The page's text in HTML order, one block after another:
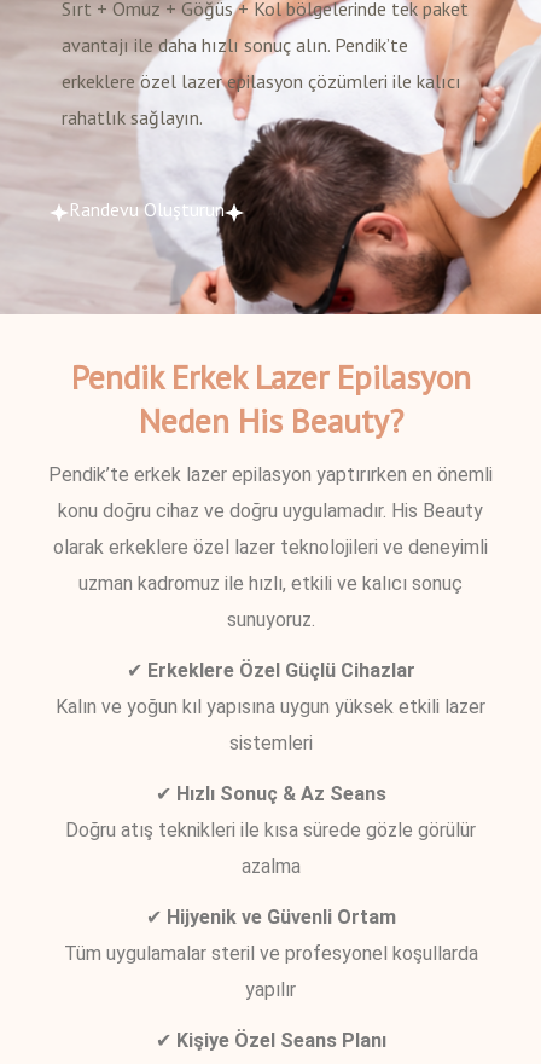
Sırt + Omuz + Göğüs + Kol bölgelerinde tek paket
avantajı ile daha hızlı sonuç alın. Pendik’te
erkeklere özel lazer epilasyon çözümleri ile kalıcı
rahatlık sağlayın.
Randevu Oluşturun
Pendik Erkek Lazer Epilasyon
Neden His Beauty?
Pendik’te erkek lazer epilasyon yaptırırken en önemli
konu doğru cihaz ve doğru uygulamadır. His Beauty
olarak erkeklere özel lazer teknolojileri ve deneyimli
uzman kadromuz ile hızlı, etkili ve kalıcı sonuç
sunuyoruz.
✔ Erkeklere Özel Güçlü Cihazlar
Kalın ve yoğun kıl yapısına uygun yüksek etkili lazer
sistemleri
✔ Hızlı Sonuç & Az Seans
Doğru atış teknikleri ile kısa sürede gözle görülür
azalma
✔ Hijyenik ve Güvenli Ortam
Tüm uygulamalar steril ve profesyonel koşullarda
yapılır
✔ Kişiye Özel Seans Planı